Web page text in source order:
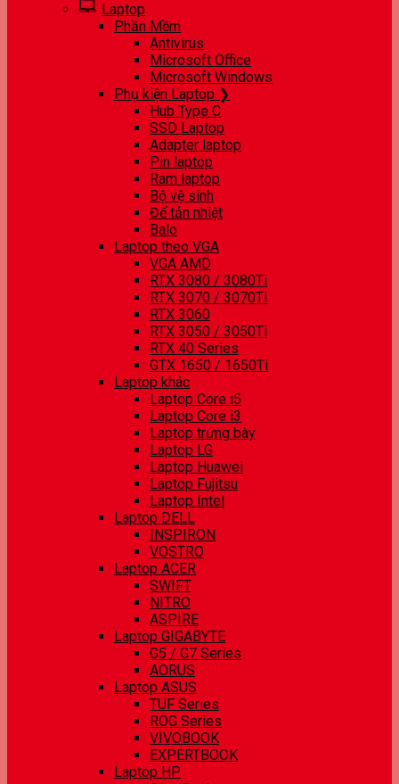
Laptop
Phần Mềm
Antivirus
Microsoft Office
Microsoft Windows
Phụ kiện Laptop ❯
Hub Type C
SSD Laptop
Adapter laptop
Pin laptop
Ram laptop
Bộ vệ sinh
Đế tản nhiệt
Balo
Laptop theo VGA
VGA AMD
RTX 3080 / 3080Ti
RTX 3070 / 3070Ti
RTX 3060
RTX 3050 / 3050Ti
RTX 40 Series
GTX 1650 / 1650Ti
Laptop khác
Laptop Core i5
Laptop Core i3
Laptop trưng bày
Laptop LG
Laptop Huawei
Laptop Fujitsu
Laptop Intel
Laptop DELL
INSPIRON
VOSTRO
Laptop ACER
SWIFT
NITRO
ASPIRE
Laptop GIGABYTE
G5 / G7 Series
AORUS
Laptop ASUS
TUF Series
ROG Series
VIVOBOOK
EXPERTBOOK
Laptop HP